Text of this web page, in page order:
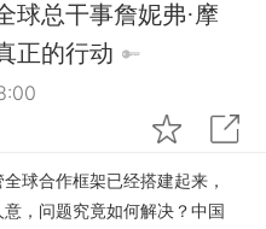
球总干事詹妮弗·摩
正的行动
球合作框架已经搭建起来，
，问题究竟如何解决？中国